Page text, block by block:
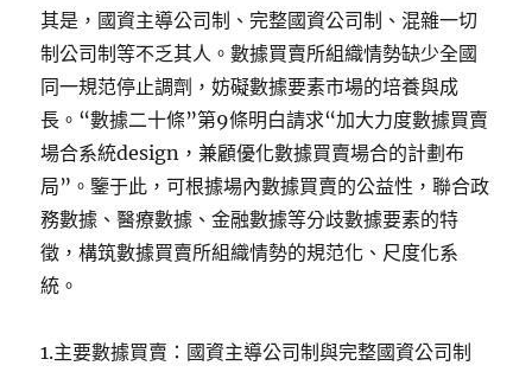
其是，國資主導公司制、完整國資公司制、混雜一切
制公司制等不乏其人。數據買賣所組織情勢缺少全國
同一規范停止調劑，妨礙數據要素市場的培養與成
長。“數據二十條”第9條明白請求“加大力度數據買賣
場合系統design，兼顧優化數據買賣場合的計劃布
局”。鑒于此，可根據場內數據買賣的公益性，聯合政
務數據、醫療數據、金融數據等分歧數據要素的特
徵，構筑數據買賣所組織情勢的規范化、尺度化系
統。
1.主要數據買賣：國資主導公司制與完整國資公司制